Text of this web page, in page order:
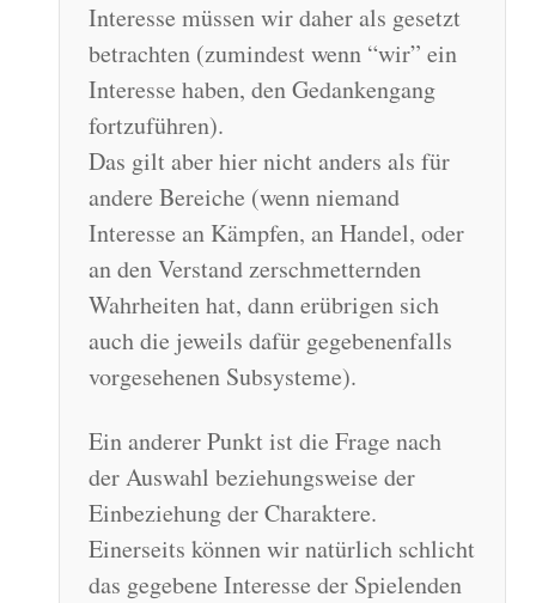
Interesse müssen wir daher als gesetzt
betrachten (zumindest wenn “wir” ein
Interesse haben, den Gedankengang
fortzuführen).
Das gilt aber hier nicht anders als für
andere Bereiche (wenn niemand
Interesse an Kämpfen, an Handel, oder
an den Verstand zerschmetternden
Wahrheiten hat, dann erübrigen sich
auch die jeweils dafür gegebenenfalls
vorgesehenen Subsysteme).
Ein anderer Punkt ist die Frage nach
der Auswahl beziehungsweise der
Einbeziehung der Charaktere.
Einerseits können wir natürlich schlicht
das gegebene Interesse der Spielenden